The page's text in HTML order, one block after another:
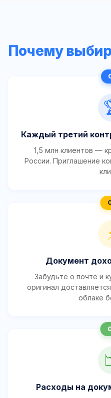
Почему
Каждый третий
1,5 млн клиентов —
России. Приглашение
Документ
Забудьте о почте и
оригинал
облаке
Расходы на